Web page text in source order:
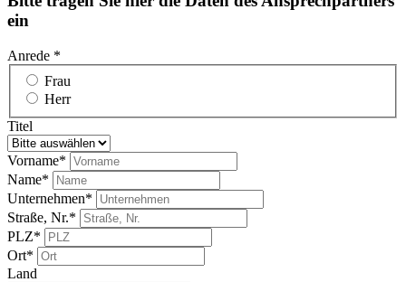
ein
Anrede *
Frau
Herr
Titel
Vorname*
Name*
Unternehmen*
Straße, Nr.*
PLZ*
Ort*
Land